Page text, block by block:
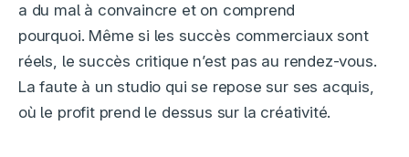
a du mal à convaincre et on comprend
pourquoi. Même si les succès commerciaux sont
réels, le succès critique n’est pas au rendez-vous.
La faute à un studio qui se repose sur ses acquis,
où le profit prend le dessus sur la créativité.